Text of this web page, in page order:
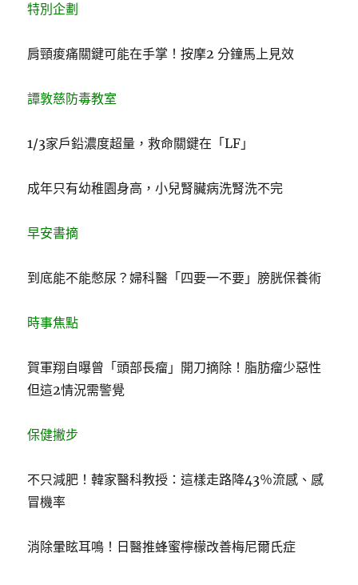
特別企劃
肩頸痠痛關鍵可能在手掌！按摩2 分鐘馬上見效
譚敦慈防毒教室
1/3家戶鉛濃度超量，救命關鍵在「LF」
成年只有幼稚園身高，小兒腎臟病洗腎洗不完
早安書摘
到底能不能憋尿？婦科醫「四要一不要」膀胱保養術
時事焦點
賀軍翔自曝曾「頭部長瘤」開刀摘除！脂肪瘤少惡性
但這2情況需警覺
保健撇步
不只減肥！韓家醫科教授：這樣走路降43％流感、感
冒機率
消除暈眩耳鳴！日醫推蜂蜜檸檬改善梅尼爾氏症